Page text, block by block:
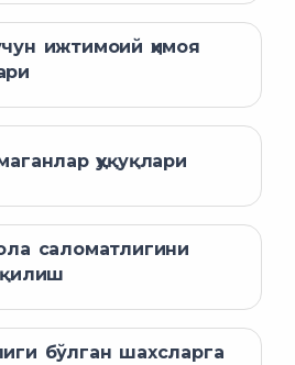
ижтимоий ҳимоя
ҳуқуқлари
саломатлигини
қилиш
бўлган шахсларга